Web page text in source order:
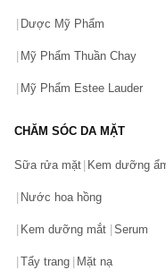
Bạn gặp vấn đề về
Hãy báo lỗi cho chúng
Dược Mỹ Phẩm
Mỹ Phẩm Thuần Chay
Mỹ Phẩm Estee Lauder
CHĂM SÓC DA MẶT
Sữa rửa mặt Kem dưỡng
Nước hoa hồng
Kem dưỡng mắt Serum
Tẩy trang Mặt nạ